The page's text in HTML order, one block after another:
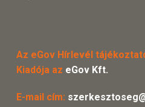
Az eGov Hírlevél
Kiadója az eGov Kft.
E-mail cím: